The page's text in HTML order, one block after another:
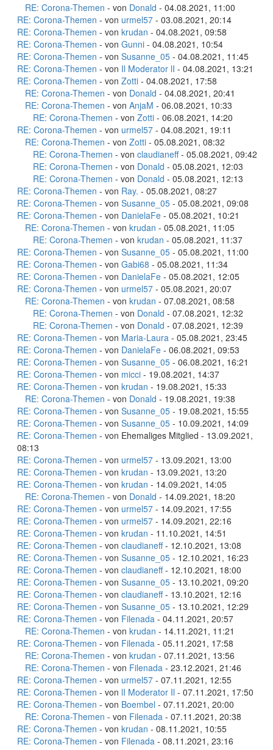
RE: Corona-Themen - von Donald - 04.08.2021, 11:00
RE: Corona-Themen - von urmel57 - 03.08.2021, 20:14
RE: Corona-Themen - von krudan - 04.08.2021, 09:58
RE: Corona-Themen - von Gunni - 04.08.2021, 10:54
RE: Corona-Themen - von Susanne_05 - 04.08.2021, 11:45
RE: Corona-Themen - von Il Moderator lI - 04.08.2021, 13:21
RE: Corona-Themen - von Zotti - 04.08.2021, 17:58
RE: Corona-Themen - von Donald - 04.08.2021, 20:41
RE: Corona-Themen - von AnjaM - 06.08.2021, 10:33
RE: Corona-Themen - von Zotti - 06.08.2021, 14:20
RE: Corona-Themen - von urmel57 - 04.08.2021, 19:11
RE: Corona-Themen - von Zotti - 05.08.2021, 08:32
RE: Corona-Themen - von claudianeff- 05.08.2021, 09:42
RE: Corona-Themen - von Donald - 05.08.2021, 12:03
RE: Corona-Themen - von Donald - 05.08.2021, 12:13
RE: Corona-Themen - von Ray. - 05.08.2021, 08:27
RE: Corona-Themen - von Susanne_05 - 05.08.2021, 09:08
RE: Corona-Themen - von DanielaFe - 05.08.2021, 10:21
RE: Corona-Themen - von krudan - 05.08.2021, 11:05
RE: Corona-Themen - von krudan - 05.08.2021, 11:37
RE: Corona-Themen - von Susanne_05 - 05.08.2021, 11:00
RE: Corona-Themen - von Gabi68 - 05.08.2021, 11:34
RE: Corona-Themen - von DanielaFe - 05.08.2021, 12:05
RE: Corona-Themen - von urmel57 - 05.08.2021, 20:07
RE: Corona-Themen - von krudan - 07.08.2021, 08:58
RE: Corona-Themen - von Donald - 07.08.2021, 12:32
RE: Corona-Themen - von Donald - 07.08.2021, 12:39
RE: Corona-Themen - von Maria-Laura - 05.08.2021, 23:45
RE: Corona-Themen - von DanielaFe - 06.08.2021, 09:53
RE: Corona-Themen - von Susanne_05 - 06.08.2021, 16:21
RE: Corona-Themen - von micci - 19.08.2021, 14:37
RE: Corona-Themen - von krudan - 19.08.2021, 15:33
RE: Corona-Themen - von Donald - 19.08.2021, 19:38
RE: Corona-Themen - von Susanne_05 - 19.08.2021, 15:55
RE: Corona-Themen - von Susanne_05 - 10.09.2021, 14:09
RE: Corona-Themen - von Ehemaliges Mitglied - 13.09.2021,
08:13
RE: Corona-Themen - von urmel57 - 13.09.2021, 13:00
RE: Corona-Themen - von krudan - 13.09.2021, 13:20
RE: Corona-Themen - von krudan - 14.09.2021, 14:05
RE: Corona-Themen - von Donald - 14.09.2021, 18:20
RE: Corona-Themen - von urmel57 - 14.09.2021, 17:55
RE: Corona-Themen - von urmel57 - 14.09.2021, 22:16
RE: Corona-Themen - von krudan - 11.10.2021, 14:51
RE: Corona-Themen - von claudianeff- 12.10.2021, 13:08
RE: Corona-Themen - von Susanne_05 - 12.10.2021, 16:23
RE: Corona-Themen - von claudianeff- 12.10.2021, 18:00
RE: Corona-Themen - von Susanne_05 - 13.10.2021, 09:20
RE: Corona-Themen - von claudianeff- 13.10.2021, 12:16
RE: Corona-Themen - von Susanne_05 - 13.10.2021, 12:29
RE: Corona-Themen - von Filenada - 04.11.2021, 20:57
RE: Corona-Themen - von krudan - 14.11.2021, 11:21
RE: Corona-Themen - von Filenada - 05.11.2021, 17:58
RE: Corona-Themen - von krudan - 07.11.2021, 13:56
RE: Corona-Themen - von Filenada - 23.12.2021, 21:46
RE: Corona-Themen - von urmel57 - 07.11.2021, 12:55
RE: Corona-Themen - von lI Moderator Il - 07.11.2021, 17:50
RE: Corona-Themen - von Boembel - 07.11.2021, 20:00
RE: Corona-Themen - von Filenada - 07.11.2021, 20:38
RE: Corona-Themen - von krudan - 08.11.2021, 10:55
RE: Corona-Themen - von Filenada - 08.11.2021, 23:16